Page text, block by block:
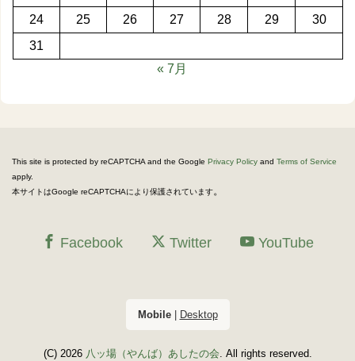
24
25 26 27 28 29
30
31
« 7月
This site is protected by reCAPTCHA and the Google Privacy Policy and Terms of Service
apply.
本サイトはGoogle reCAPTCHAにより保護されています。
Facebook Twitter YouTube
Mobile| Desktop
(C) 2026 八ッ場（やんば）あしたの会. All rights reserved.